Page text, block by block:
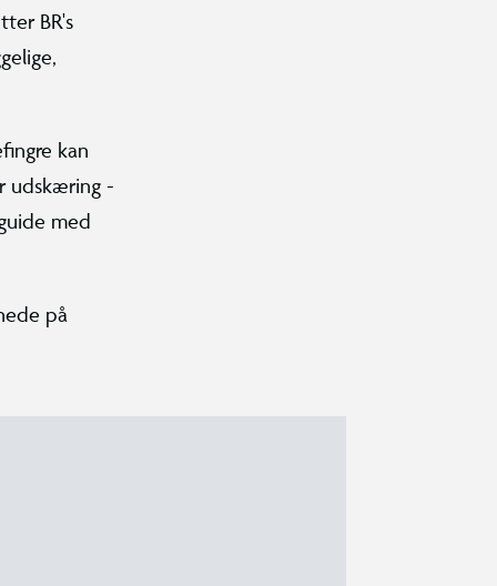
BR's
kan
udskæring -
med
på